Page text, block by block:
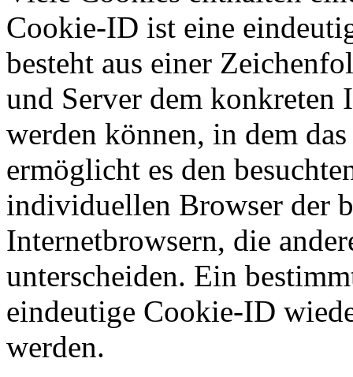
Cookie-ID ist eine
besteht aus einer
und Server dem konkreten
werden können, in dem
ermöglicht es den
individuellen Browser der
Internetbrowsern, die
unterscheiden. Ein
eindeutige Cookie-ID
werden.